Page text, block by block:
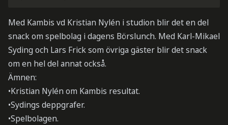
Med Kambis vd Kristian Nylén i studion blir det en del
snack om spelbolag i dagens Börslunch. Med Karl-Mikael
Syding och Lars Frick som övriga gäster blir det snack
om en hel del annat också.
Ämnen:
•Kristian Nylén om Kambis resultat.
•Sydings deppgrafer.
•Spelbolagen.